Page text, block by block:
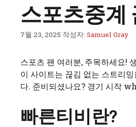
스포츠중계
7월 23, 2025 작성자: Samuel Gray
스포츠 팬 여러분, 주목하세요!
이 사이트는 끊김 없는 스트리
다. 준비되셨나요? 경기 시작
빠른티비란?